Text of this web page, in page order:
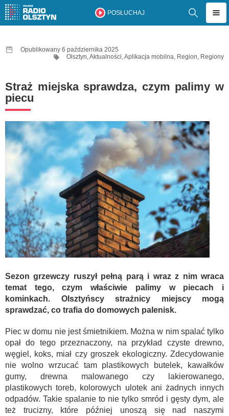
POSŁUCHAJ
Opublikowany 6 października 2025
Olsztyn,Aktualności,Aplikacja mobilna, Region, Regiony
Straż miejska sprawdza, czym palimy w
piecu
Sezon grzewczy ruszył pełną parą i wraz z nim wraca
temat tego, czym właściwie palimy w piecach i
kominkach. Olsztyńscy strażnicy miejscy mogą
sprawdzać, co trafia do domowych palenisk.
Piec w domu nie jest śmietnikiem. Można w nim spalać tylko
opał do tego przeznaczony, na przykład czyste drewno,
węgiel, koks, miał czy groszek ekologiczny. Zdecydowanie
nie wolno wrzucać tam plastikowych butelek, kawałków
gumy, drewna malowanego czy lakierowanego,
plastikowych toreb, kolorowych ulotek ani żadnych innych
odpadów. Takie spalanie to nie tylko smród i gęsty dym, ale
też trucizny, które później unoszą się nad naszymi